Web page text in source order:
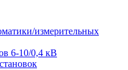
измерительных
6-10/0,4 кВ